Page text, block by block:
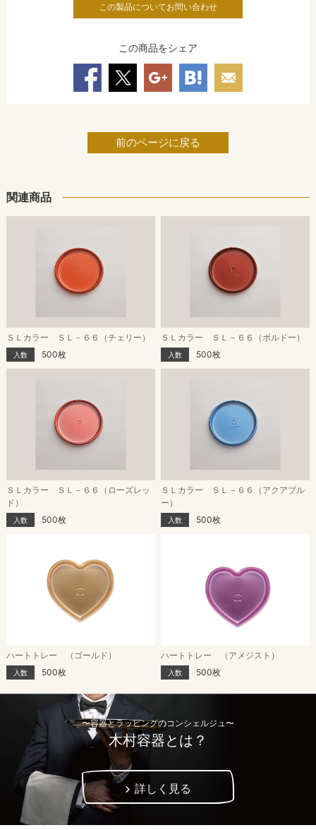
この製品についてお問い合わせ
この商品をシェア
前のページに戻る
関連商品
ＳＬカラー ＳＬ－６６（チェリー）
入数 500枚
ＳＬカラー ＳＬ－６６（ボルドー）
入数 500枚
ＳＬカラー ＳＬ－６６（ローズレッ
ド）
入数 500枚
ＳＬカラー ＳＬ－６６（アクアブル
ー）
入数 500枚
ハートトレー （ゴールド）
入数 500枚
ハートトレー （アメジスト）
入数 500枚
〜容器とラッピングのコンシェルジュ〜
木村容器とは？
詳しく見る